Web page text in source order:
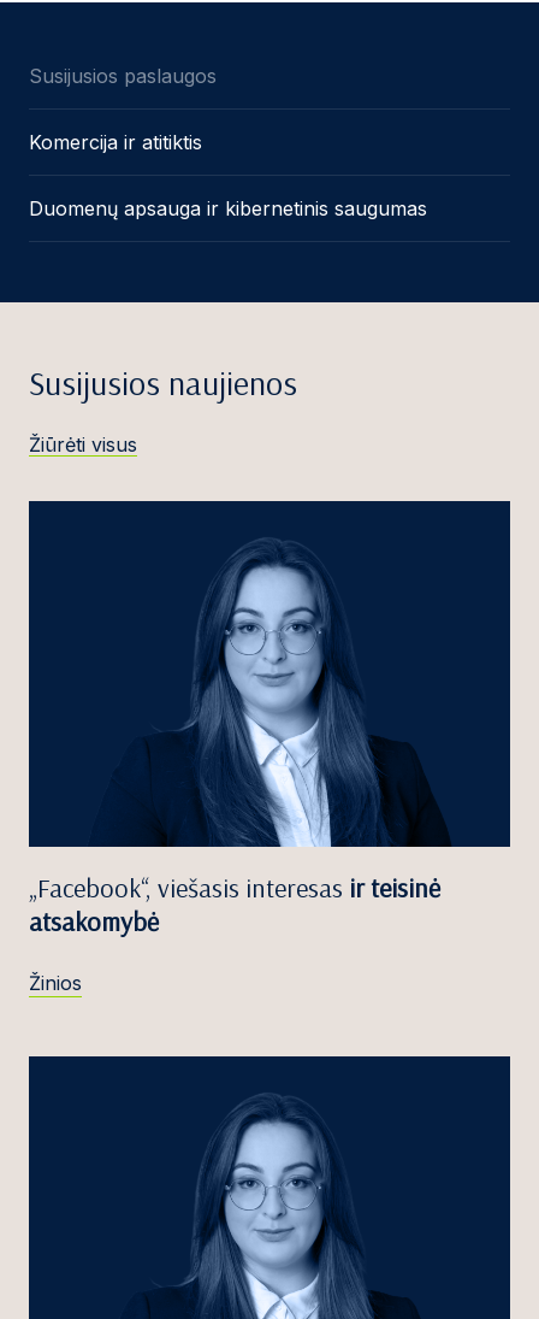
Susijusios paslaugos
Komercija ir atitiktis
Duomenų apsauga ir kibernetinis saugumas
Susijusios naujienos
Žiūrėti visus
„Facebook“, viešasis interesas ir teisinė
atsakomybė
Žinios